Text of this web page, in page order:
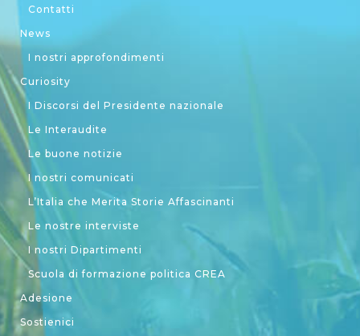
Contatti
News
I nostri approfondimenti
Curiosity
I Discorsi del Presidente nazionale
Le Interaudite
Le buone notizie
I nostri comunicati
L’Italia che Merita Storie Affascinanti
Le nostre interviste
I nostri Dipartimenti
Scuola di formazione politica CREA
Adesione
Sostienici